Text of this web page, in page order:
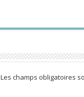
Les champs obligatoires